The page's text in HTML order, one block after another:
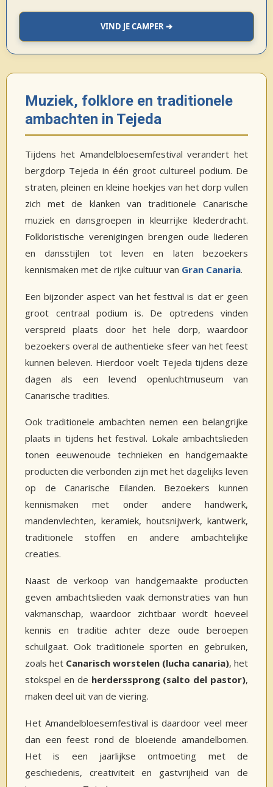
VIND JE CAMPER ➔
Muziek, folklore en traditionele
ambachten in Tejeda
Tijdens het Amandelbloesemfestival verandert het
bergdorp Tejeda in één groot cultureel podium. De
straten, pleinen en kleine hoekjes van het dorp vullen
zich met de klanken van traditionele Canarische
muziek en dansgroepen in kleurrijke klederdracht.
Folkloristische verenigingen brengen oude liederen
en dansstijlen tot leven en laten bezoekers
kennismaken met de rijke cultuur van Gran Canaria.
Een bijzonder aspect van het festival is dat er geen
groot centraal podium is. De optredens vinden
verspreid plaats door het hele dorp, waardoor
bezoekers overal de authentieke sfeer van het feest
kunnen beleven. Hierdoor voelt Tejeda tijdens deze
dagen als een levend openluchtmuseum van
Canarische tradities.
Ook traditionele ambachten nemen een belangrijke
plaats in tijdens het festival. Lokale ambachtslieden
tonen eeuwenoude technieken en handgemaakte
producten die verbonden zijn met het dagelijks leven
op de Canarische Eilanden. Bezoekers kunnen
kennismaken met onder andere handwerk,
mandenvlechten, keramiek, houtsnijwerk, kantwerk,
traditionele stoffen en andere ambachtelijke
creaties.
Naast de verkoop van handgemaakte producten
geven ambachtslieden vaak demonstraties van hun
vakmanschap, waardoor zichtbaar wordt hoeveel
kennis en traditie achter deze oude beroepen
schuilgaat. Ook traditionele sporten en gebruiken,
zoals het Canarisch worstelen (lucha canaria), het
stokspel en de herderssprong (salto del pastor),
maken deel uit van de viering.
Het Amandelbloesemfestival is daardoor veel meer
dan een feest rond de bloeiende amandelbomen.
Het is een jaarlijkse ontmoeting met de
geschiedenis, creativiteit en gastvrijheid van de